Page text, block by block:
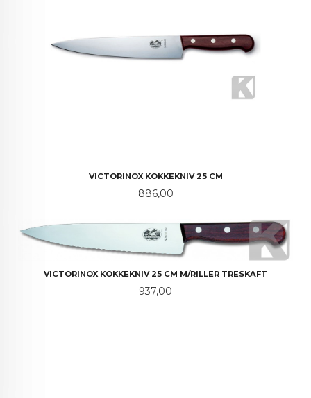
VICTORINOX KOKKEKNIV 25 CM
Pris
886,00
VICTORINOX KOKKEKNIV 25 CM M/RILLER TRESKAFT
Pris
937,00